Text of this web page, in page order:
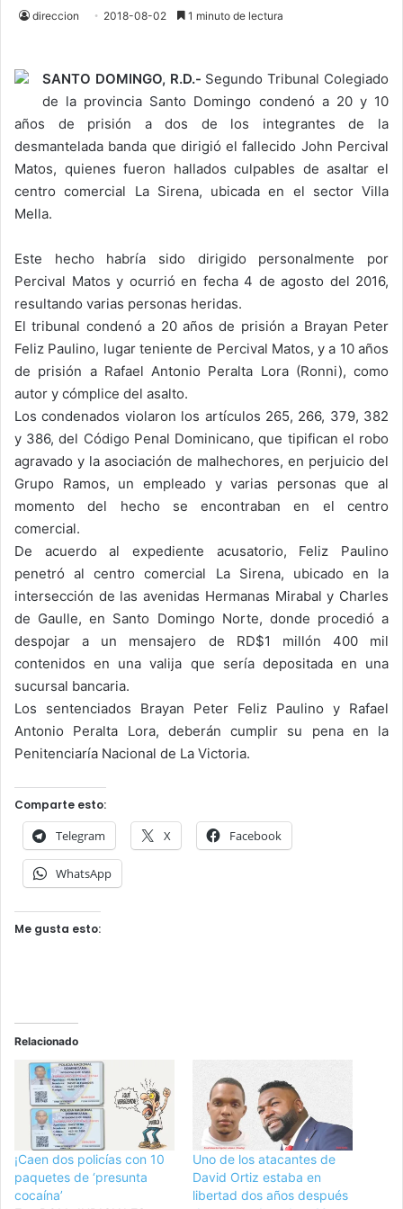
direccion 2018-08-02 1 minuto de lectura
SANTO DOMINGO, R.D.- Segundo Tribunal Colegiado
de la provincia Santo Domingo condenó a 20 y 10
años de prisión a dos de los integrantes de la
desmantelada banda que dirigió el fallecido John Percival
Matos, quienes fueron hallados culpables de asaltar el
centro comercial La Sirena, ubicada en el sector Villa
Mella.
Este hecho habría sido dirigido personalmente por
Percival Matos y ocurrió en fecha 4 de agosto del 2016,
resultando varias personas heridas.
El tribunal condenó a 20 años de prisión a Brayan Peter
Feliz Paulino, lugar teniente de Percival Matos, y a 10 años
de prisión a Rafael Antonio Peralta Lora (Ronni), como
autor y cómplice del asalto.
Los condenados violaron los artículos 265, 266, 379, 382
y 386, del Código Penal Dominicano, que tipifican el robo
agravado y la asociación de malhechores, en perjuicio del
Grupo Ramos, un empleado y varias personas que al
momento del hecho se encontraban en el centro
comercial.
De acuerdo al expediente acusatorio, Feliz Paulino
penetró al centro comercial La Sirena, ubicado en la
intersección de las avenidas Hermanas Mirabal y Charles
de Gaulle, en Santo Domingo Norte, donde procedió a
despojar a un mensajero de RD$1 millón 400 mil
contenidos en una valija que sería depositada en una
sucursal bancaria.
Los sentenciados Brayan Peter Feliz Paulino y Rafael
Antonio Peralta Lora, deberán cumplir su pena en la
Penitenciaría Nacional de La Victoria.
Comparte esto:
Telegram X Facebook
WhatsApp
Me gusta esto:
Relacionado
¡Caen dos policías con 10
paquetes de ‘presunta
cocaína’
Uno de los atacantes de
David Ortiz estaba en
libertad dos años después